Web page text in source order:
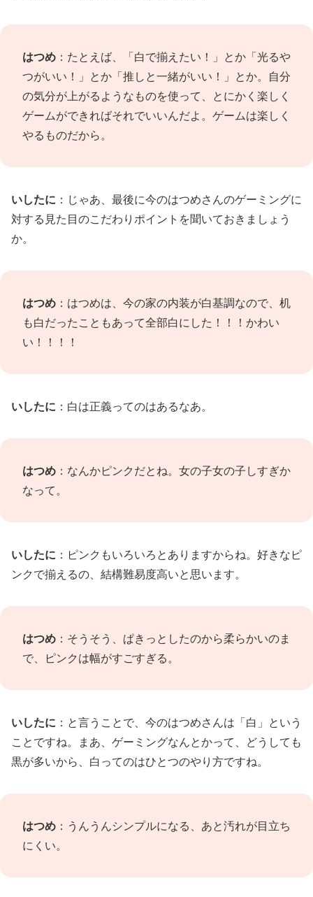
はつめ ：たとえば、「白で揃えたい！」とか「光るや
つがいい！」とか「推しと一緒がいい！」とか。自分
の気分が上がるようなものを使って、とにかく楽しく
ゲームができればそれでいいんだよ。ゲームは楽しく
やるものだから。
いしたに ：じゃあ、最後に今のはつめさんのゲーミングに
対する見た目のこだわりポイントを聞いておきましょう
か。
はつめ ：はつめは、今の家の内装が白基調なので、机
も白だったこともあって全部白にした！！！かわい
い！！！！
いしたに ：白は正義ってのはあるなあ。
はつめ ：なんかピンクだとね。女の子女の子しすぎか
なって。
いしたに ：ピンクもいろいろとありますからね。好きなピ
ンクで揃えるの、結構難易度高いと思います。
はつめ ：そうそう、ぱきっとしたのから柔らかいのま
で、ピンクは幅がすごすぎる。
いしたに ：と言うことで、今のはつめさんは「白」という
ことですね。まあ、ゲーミングなんとかって、どうしても
黒が多いから、白ってのはひとつのやり方ですね。
はつめ ：うんうんシンプルになる、あと汚れが目立ち
にくい。